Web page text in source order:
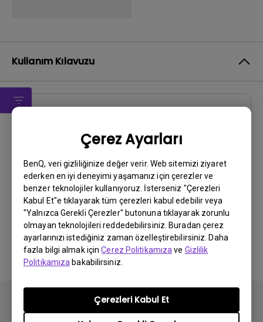
Çerez Ayarları
BenQ, veri gizliliğinize değer verir. Web sitemizi ziyaret
ederken en iyi deneyimi yaşamanız için çerezler ve
benzer teknolojiler kullanıyoruz. İsterseniz "Çerezleri
Kabul Et"e tıklayarak tüm çerezleri kabul edebilir veya
"Yalnızca Gerekli Çerezler" butonuna tıklayarak zorunlu
olmayan teknolojileri reddedebilirsiniz. Buradan çerez
ayarlarınızı istediğiniz zaman özelleştirebilirsiniz. Daha
fazla bilgi almak içinÇerez Politikamıza ve Gizlilik
Politikamıza bakabilirsiniz.
Çerezleri Kabul Et
Kullanım Kılavuzu
Kullanım Kılavuzu
Güncelleme:2010/08/12
Dil:Turkish
Dosya Boyutu:5.65 MB
Sürüm:
Önizleme